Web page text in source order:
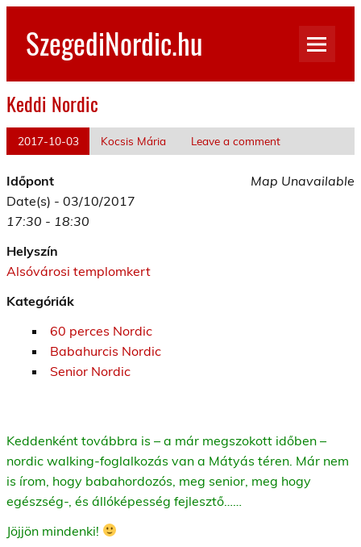
Skip
contentSzegediNordic.hu
Keddi Nordic
2017-10-03 Kocsis Mária Leave a comment
Map Unavailable
Időpont
Date(s) - 03/10/2017
17:30 - 18:30
Helyszín
Alsóvárosi templomkert
Kategóriák
60 perces Nordic
Babahurcis Nordic
Senior Nordic
Keddenként továbbra is – a már megszokott időben –
nordic walking-foglalkozás van a Mátyás téren. Már nem
is írom, hogy babahordozós, meg senior, meg hogy
egészség-, és állóképesség fejlesztő……
Jöjjön mindenki!